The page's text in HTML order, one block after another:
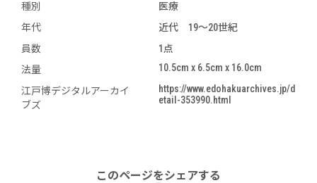
種別
医療
年代
近代 19～20世紀
員数
1点
法量
10.5cm x 6.5cm x 16.0cm
江戸博デジタルアーカイ
ブズ
https://www.edohakuarchives.jp/d
etail-353990.html
このページをシェアする